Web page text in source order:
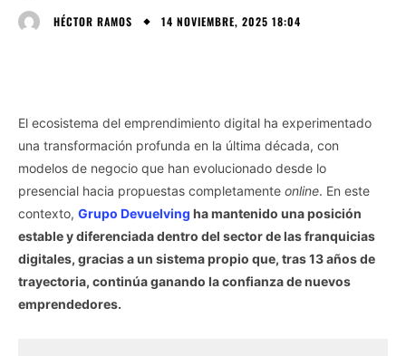
HÉCTOR RAMOS 14 NOVIEMBRE, 2025 18:04
El ecosistema del emprendimiento digital ha experimentado
una transformación profunda en la última década, con
modelos de negocio que han evolucionado desde lo
presencial hacia propuestas completamente online. En este
contexto, Grupo Devuelving ha mantenido una posición
estable y diferenciada dentro del sector de las franquicias
digitales, gracias a un sistema propio que, tras 13 años de
trayectoria, continúa ganando la confianza de nuevos
emprendedores.